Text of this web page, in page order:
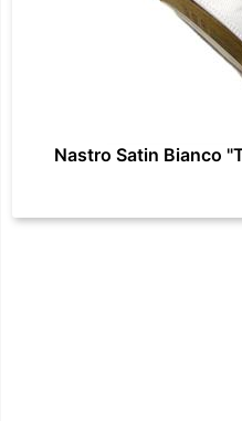
Nastro Satin Bianco